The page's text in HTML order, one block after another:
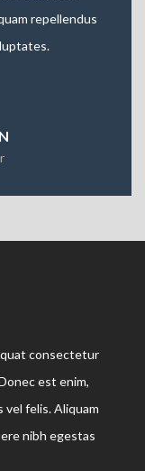
repellendus
consectetur
est enim,
felis. Aliquam
nibh egestas